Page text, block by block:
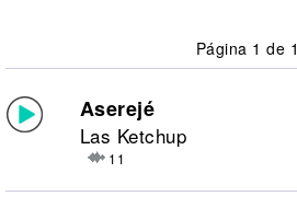
Página 1 de 1
Aserejé
Las Ketchup
11